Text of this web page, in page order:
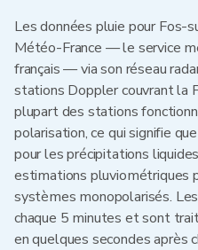
Les données pluie pour Fos-
Météo-France — le service
français — via son réseau
stations Doppler couvrant la
plupart des stations
polarisation, ce qui signifie
pour les précipitations
estimations pluviométriques
systèmes monopolarisés.
chaque 5 minutes et sont
en quelques secondes après